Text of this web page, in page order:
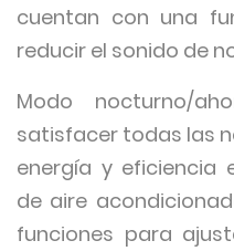
cuentan con una
reducir el sonido de
Modo nocturno/
satisfacer todas las
energía y eficiencia
de aire
funciones para